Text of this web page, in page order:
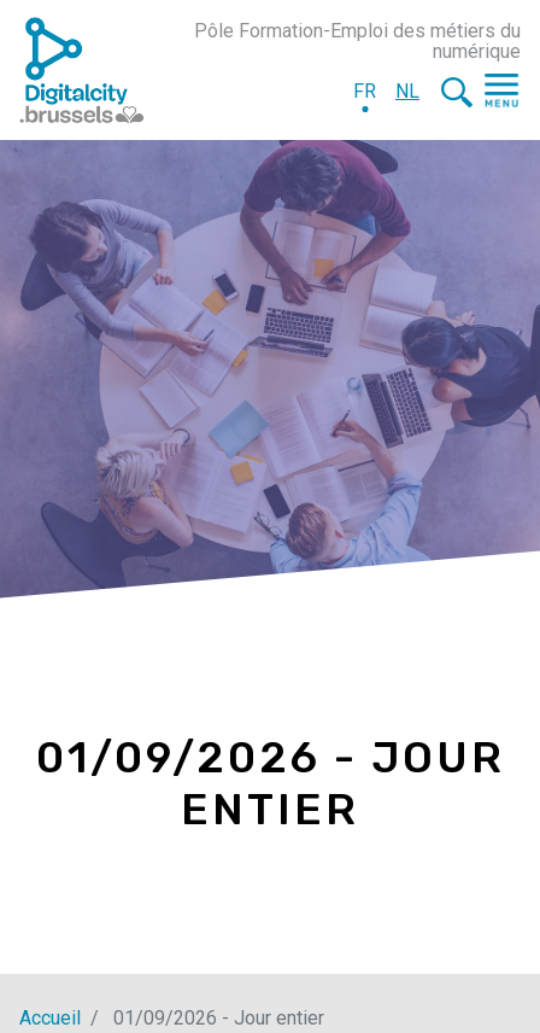
Pôle Formation-Emploi des métiers du
numérique
FR
NL
01/09/2026 - JOUR
ENTIER
Accueil 01/09/2026 - Jour entier